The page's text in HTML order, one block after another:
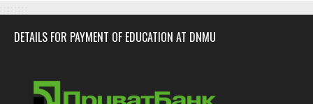
DETAILS FOR PAYMENT OF EDUCATION AT DNMU